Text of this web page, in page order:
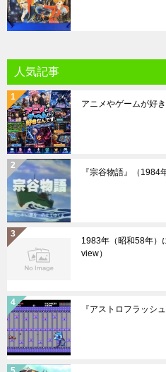
人気記事
アニメやゲームが好
『宗谷物語』（1984
1983年（昭和58年）
view）
『アストロフラッシ